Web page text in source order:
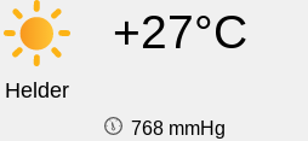
+27°C
Helder
768 mmHg